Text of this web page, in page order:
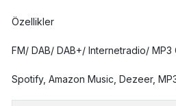
Özellikler
FM/ DAB/ DAB+/ Internetradio/ MP3
Spotify, Amazon Music, Dezeer,